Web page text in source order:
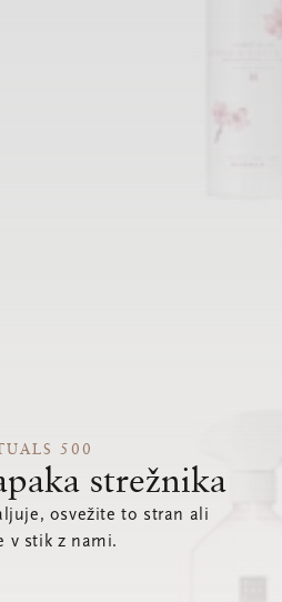
500
strežnika
osvežite to stran ali
v stik z nami.